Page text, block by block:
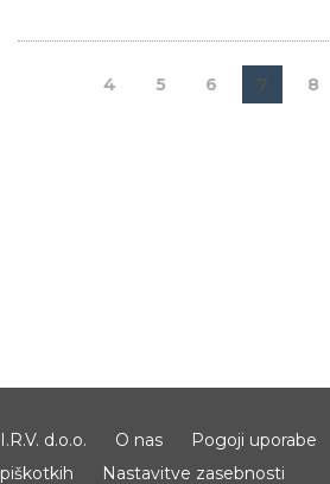
4 5 6 7 8
I.R.V. d.o.o. O nas Pogoji uporabe
piškotkih
Nastavitve zasebnosti